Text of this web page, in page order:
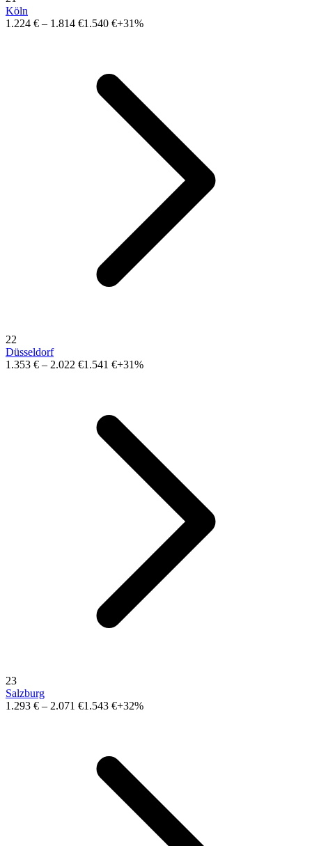
Köln
1.224 € – 1.814 €1.540 €+31%
22
Düsseldorf
1.353 € – 2.022 €1.541 €+31%
23
Salzburg
1.293 € – 2.071 €1.543 €+32%